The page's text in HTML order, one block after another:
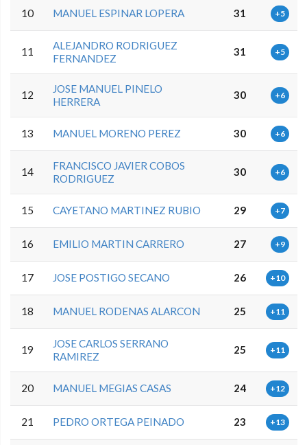
10 MANUEL ESPINAR LOPERA 31 +5
11
ALEJANDRO RODRIGUEZ
FERNANDEZ
31 +5
12
JOSE MANUEL PINELO
HERRERA
30 +6
13 MANUEL MORENO PEREZ 30 +6
14
FRANCISCO JAVIER COBOS
RODRIGUEZ
30 +6
15 CAYETANO MARTINEZ RUBIO 29 +7
16 EMILIO MARTIN CARRERO 27 +9
17 JOSE POSTIGO SECANO 26 +10
18 MANUEL RODENAS ALARCON 25 +11
19
JOSE CARLOS SERRANO
RAMIREZ
25 +11
20 MANUEL MEGIAS CASAS 24 +12
21 PEDRO ORTEGA PEINADO 23 +13